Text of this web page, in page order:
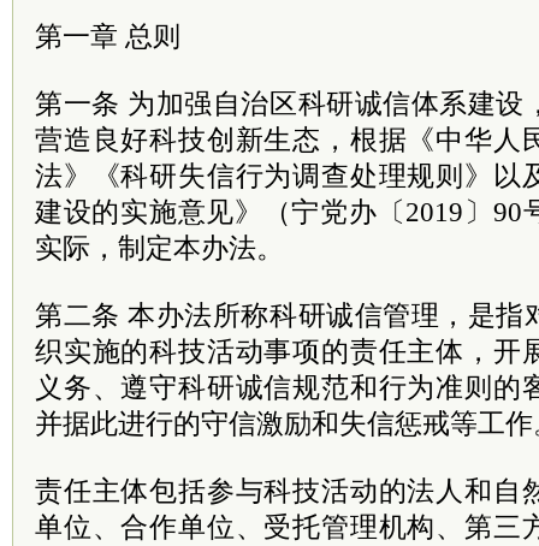
第一章 总则
第一条 为加强自治区科研诚信体系建设
营造良好科技创新生态，根据《中华人
法》《科研失信行为调查处理规则》以
建设的实施意见》（宁党办〔2019〕90
实际，制定本办法。
第二条 本办法所称科研诚信管理，是指
织实施的科技活动事项的责任主体，开
义务、遵守科研诚信规范和行为准则的
并据此进行的守信激励和失信惩戒等工作
责任主体包括参与科技活动的法人和自
单位、合作单位、受托管理机构、第三